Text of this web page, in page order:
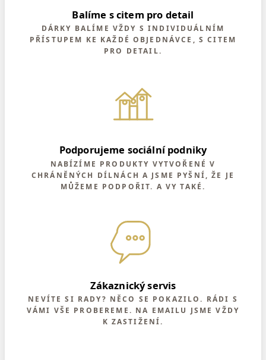
Balíme s citem pro detail
DÁRKY BALÍME VŽDY S INDIVIDUÁLNÍM
PŘÍSTUPEM KE KAŽDÉ OBJEDNÁVCE, S CITEM
PRO DETAIL.
Podporujeme sociální podniky
NABÍZÍME PRODUKTY VYTVOŘENÉ V
CHRÁNĚNÝCH DÍLNÁCH A JSME PYŠNÍ, ŽE JE
MŮŽEME PODPOŘIT. A VY TAKÉ.
Zákaznický servis
NEVÍTE SI RADY? NĚCO SE POKAZILO. RÁDI S
VÁMI VŠE PROBEREME. NA EMAILU JSME VŽDY
K ZASTIŽENÍ.